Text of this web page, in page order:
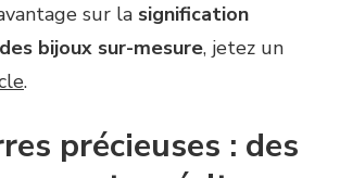
sur la signification
bijoux sur-mesure, jetez un
.
précieuses : des